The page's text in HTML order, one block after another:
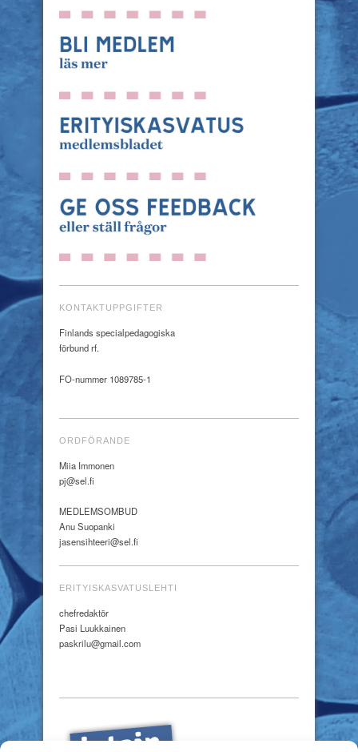
KONTAKTUPPGIFTER
Finlands specialpedagogiska
förbund rf.
FO-nummer 1089785-1
ORDFÖRANDE
Miia Immonen
pj@sel.fi
MEDLEMSOMBUD
Anu Suopanki
jasensihteeri@sel.fi
ERITYISKASVATUSLEHTI
chefredaktör
Pasi Luukkainen
paskrilu@gmail.com